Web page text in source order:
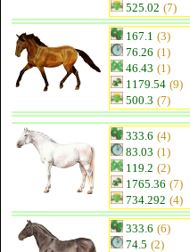
525.02 (7)
167.1 (3)
76.26 (1)
46.43 (1)
1179.54 (9)
500.3 (7)
333.6 (4)
83.03 (1)
119.2 (2)
1765.36 (7)
734.292 (4)
333.6 (6)
74.5 (2)